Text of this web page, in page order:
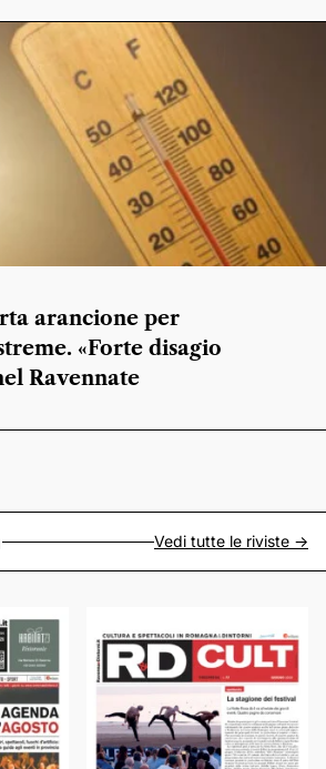
arancione per
«Forte disagio
Ravennate
Vedi tutte le riviste ->